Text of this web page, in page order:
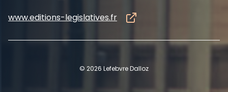
www.editions-legislatives.fr
© 2026 Lefebvre Dalloz